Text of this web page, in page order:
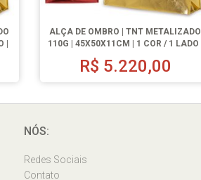
|
ALÇA DE OMBRO | TNT METALIZADO
110G | 45X50X11CM | 1 COR / 1 LADO |
R$ 5.220,00
NÓS:
Redes Sociais
Contato